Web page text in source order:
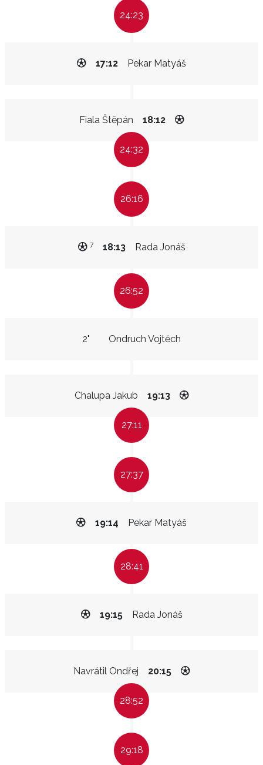
24:23
Pekar Matyáš
17:12
Fiala Štěpán 18:12
24:32
26:16
Rada Jonáš
18:13
7
26:52
Ondruch Vojtěch
2"
Chalupa Jakub 19:13
27:11
27:37
Pekar Matyáš
19:14
28:41
Rada Jonáš
19:15
Navrátil Ondřej 20:15
28:52
29:18